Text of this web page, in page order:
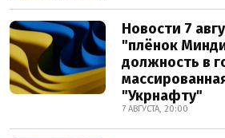
Новости 7
"плёнок
должность в
"Укрнафту"
7 АВГУСТА, 20:00